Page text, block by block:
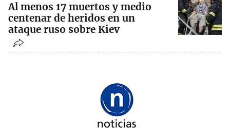
Al menos 17 muertos y medio
centenar de heridos en un
ataque ruso sobre Kiev